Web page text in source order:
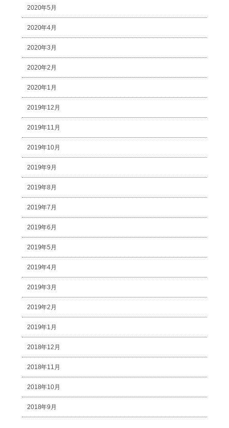
2020年5月
2020年4月
2020年3月
2020年2月
2020年1月
2019年12月
2019年11月
2019年10月
2019年9月
2019年8月
2019年7月
2019年6月
2019年5月
2019年4月
2019年3月
2019年2月
2019年1月
2018年12月
2018年11月
2018年10月
2018年9月